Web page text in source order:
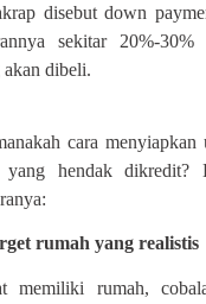
disebut down
sekitar 20%-30%
dibeli.
cara menyiapkan
hendak dikredit?
rumah yang realistis
memiliki rumah,